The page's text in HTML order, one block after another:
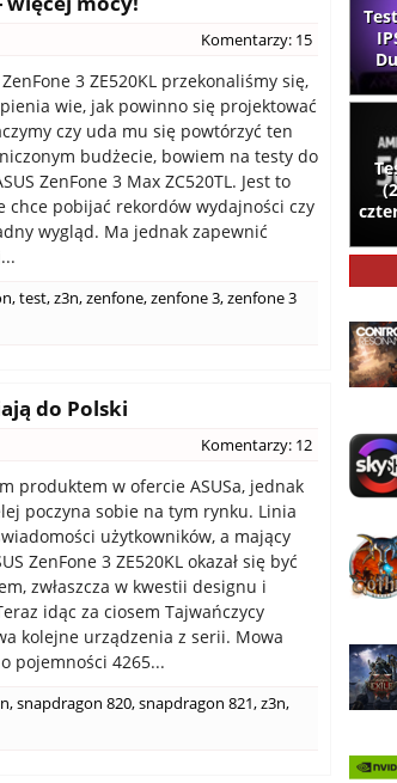
Komentarzy: 15
3 ZE520KL przekonaliśmy się,
wie, jak powinno się projektować
czy uda mu się powtórzyć ten
budżecie, bowiem na testy do
ZenFone 3 Max ZC520TL. Jest to
chce pobijać rekordów wydajności czy
wygląd. Ma jednak zapewnić
,test,z3n,zenfone,zenfone 3,zenfone 3
do Polski
Komentarzy: 12
produktem w ofercie ASUSa, jednak
poczyna sobie na tym rynku. Linia
użytkowników, a mający
ZenFone 3 ZE520KL okazał się być
zwłaszcza w kwestii designu i
idąc za ciosem Tajwańczycy
kolejne urządzenia z serii. Mowa
pojemności 4265...
,snapdragon 820,snapdragon 821,z3n,